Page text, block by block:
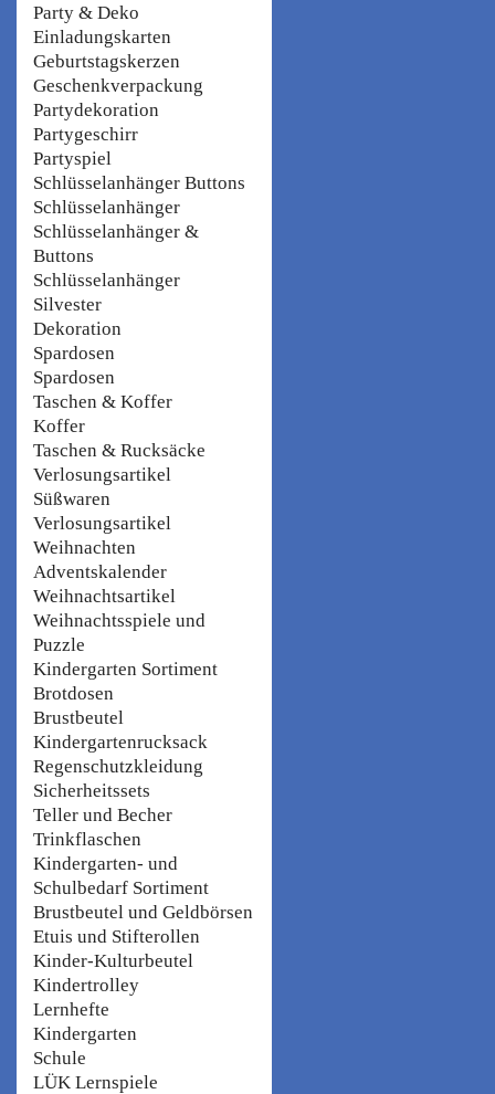
Party & Deko
Einladungskarten
Geburtstagskerzen
Geschenkverpackung
Partydekoration
Partygeschirr
Partyspiel
Schlüsselanhänger Buttons
Schlüsselanhänger
Schlüsselanhänger &
Buttons
Schlüsselanhänger
Silvester
Dekoration
Spardosen
Spardosen
Taschen & Koffer
Koffer
Taschen & Rucksäcke
Verlosungsartikel
Süßwaren
Verlosungsartikel
Weihnachten
Adventskalender
Weihnachtsartikel
Weihnachtsspiele und
Puzzle
Kindergarten Sortiment
Brotdosen
Brustbeutel
Kindergartenrucksack
Regenschutzkleidung
Sicherheitssets
Teller und Becher
Trinkflaschen
Kindergarten- und
Schulbedarf Sortiment
Brustbeutel und Geldbörsen
Etuis und Stifterollen
Kinder-Kulturbeutel
Kindertrolley
Lernhefte
Kindergarten
Schule
LÜK Lernspiele